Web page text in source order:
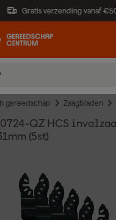
Gratis verzending vanaf
gereedschap Zaagbladen
QZ HCS
(5st)